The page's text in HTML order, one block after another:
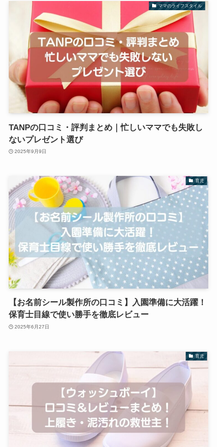
ママのライフスタイル
TANPの口コミ・評判まとめ｜忙しいママでも失敗し
ないプレゼント選び
2025年9月9日
育児
【お名前シール製作所の口コミ】入園準備に大活躍！
保育士目線で使い勝手を徹底レビュー
2025年6月27日
育児